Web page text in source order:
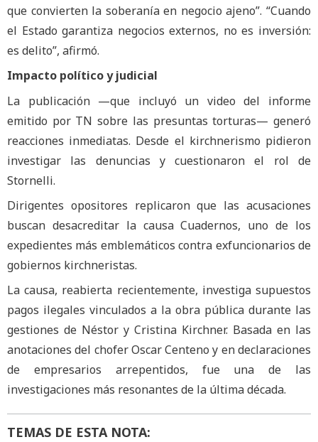
que convierten la soberanía en negocio ajeno”. “Cuando
el Estado garantiza negocios externos, no es inversión:
es delito”, afirmó.
Impacto político y judicial
La publicación —que incluyó un video del informe
emitido por TN sobre las presuntas torturas— generó
reacciones inmediatas. Desde el kirchnerismo pidieron
investigar las denuncias y cuestionaron el rol de
Stornelli.
Dirigentes opositores replicaron que las acusaciones
buscan desacreditar la causa Cuadernos, uno de los
expedientes más emblemáticos contra exfuncionarios de
gobiernos kirchneristas.
La causa, reabierta recientemente, investiga supuestos
pagos ilegales vinculados a la obra pública durante las
gestiones de Néstor y Cristina Kirchner. Basada en las
anotaciones del chofer Oscar Centeno y en declaraciones
de empresarios arrepentidos, fue una de las
investigaciones más resonantes de la última década.
TEMAS DE ESTA NOTA: